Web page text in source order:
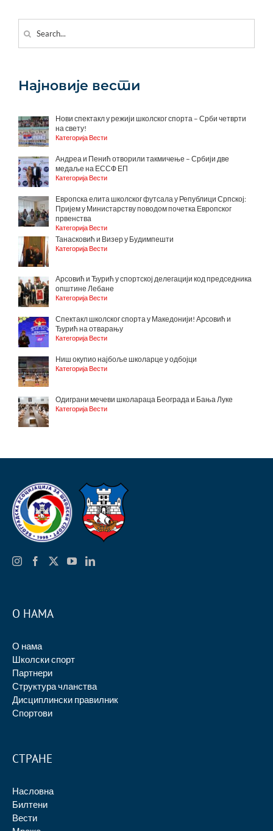
for:
Најновије вести
Нови спектакл у режији школског спорта – Срби четврти
на свету!
Категорија Вести
Андреа и Пенић отворили такмичење – Србији две
медаље на ЕССФ ЕП
Категорија Вести
Европска елита школског футсала у Републици Српској:
Пријем у Министарству поводом почетка Европског
првенства
Категорија Вести
Танасковић и Визер у Будимпешти
Категорија Вести
Арсовић и Ђурић у спортској делегацији код председника
општине Лебане
Категорија Вести
Спектакл школског спорта у Македонији! Арсовић и
Ђурић на отварању
Категорија Вести
Ниш окупио најбоље школарце у одбојци
Категорија Вести
Одиграни мечеви школараца Београда и Бања Луке
Категорија Вести
О НАМА
О нама
Школски спорт
Партнери
Структура чланства
Дисциплински правилник
Спортови
СТРАНЕ
Насловна
Билтени
Вести